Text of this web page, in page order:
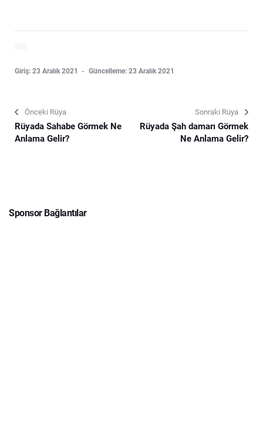
Giriş: 23 Aralık 2021 Güncelleme: 23 Aralık 2021
Önceki Rüya
Rüyada Sahabe Görmek Ne
Anlama Gelir?
Sonraki Rüya
Rüyada Şah damarı Görmek
Ne Anlama Gelir?
Sponsor Bağlantılar